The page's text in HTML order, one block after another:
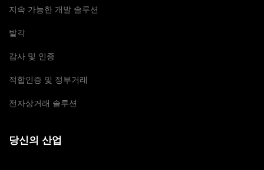
지속 가능한 개발 솔루션
발각
감사 및 인증
적합인증 및 정부거래
전자상거래 솔루션
당신의 산업